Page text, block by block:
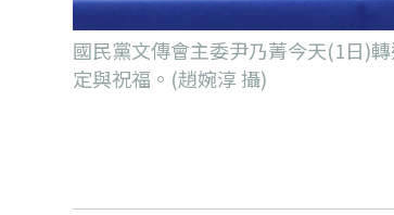
國民黨文傳會主委尹乃菁今天(1日)
定與祝福。(趙婉淳 攝)